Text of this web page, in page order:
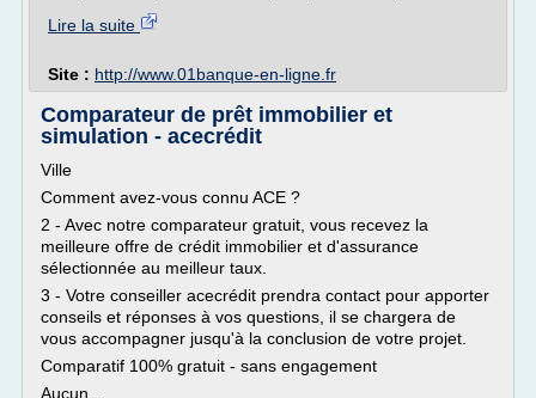
Lire la suite
Site : http://www.01banque-en-ligne.fr
Comparateur de prêt immobilier et
simulation - acecrédit
Ville
Comment avez-vous connu ACE ?
2 - Avec notre comparateur gratuit, vous recevez la
meilleure offre de crédit immobilier et d'assurance
sélectionnée au meilleur taux.
3 - Votre conseiller acecrédit prendra contact pour apporter
conseils et réponses à vos questions, il se chargera de
vous accompagner jusqu'à la conclusion de votre projet.
Comparatif 100% gratuit - sans engagement
Aucun...